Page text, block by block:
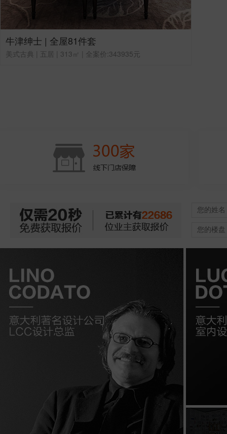
牛津绅士 | 全屋81件套
美式古典 | 五居 | 313㎡ | 全案价:343935元